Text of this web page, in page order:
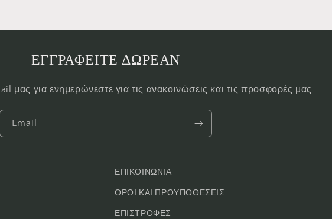
ΕΓΓΡΑΦΕΙΤΕ ΔΩΡΕΑΝ
μας για ενημερώνεστε για τις ανακοινώσεις και τις προσφορές μας
Email
ΕΠΙΚΟΙΝΩΝΙΑ
ΟΡΟΙ ΚΑΙ ΠΡΟΥΠΟΘΕΣΕΙΣ
ΕΠΙΣΤΡΟΦΕΣ